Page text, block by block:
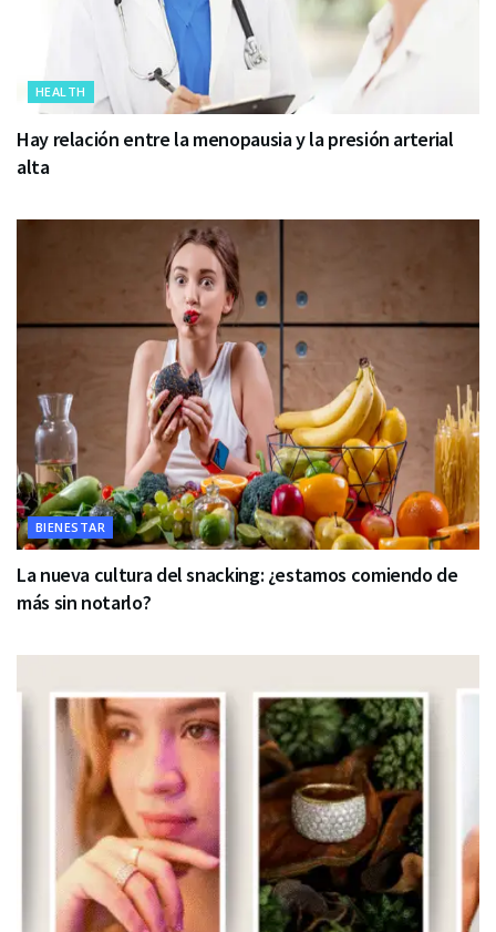
HEALTH
Hay relación entre la menopausia y la presión arterial
alta
BIENESTAR
La nueva cultura del snacking: ¿estamos comiendo de
más sin notarlo?